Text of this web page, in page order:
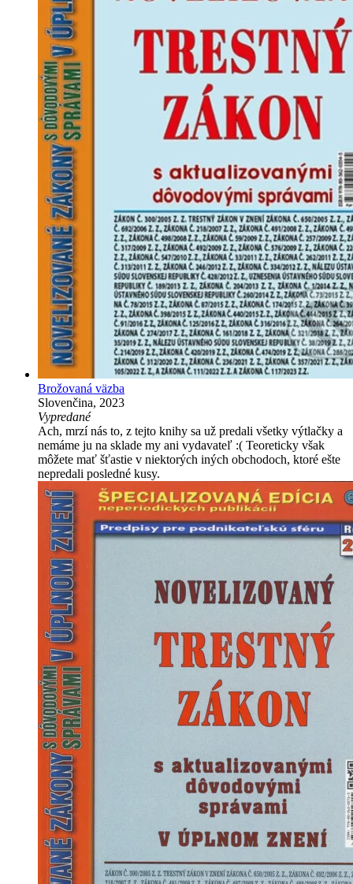
Brožovaná väzba
Slovenčina, 2023
Vypredané
Ach, mrzí nás to, z tejto knihy sa už predali všetky výtlačky a
nemáme ju na sklade my ani vydavateľ :( Teoreticky však
môžete mať šťastie v niektorých iných obchodoch, ktoré ešte
nepredali posledné kusy.